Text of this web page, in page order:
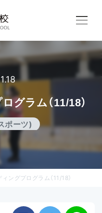
グラム（11/18）
ポーツ)
ングプログラム（11/18）